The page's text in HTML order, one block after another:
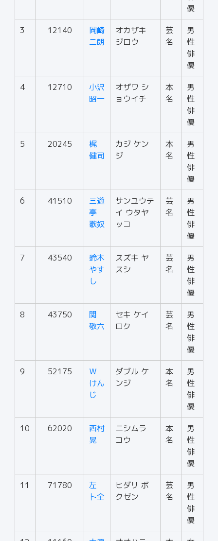
優
3 12140
岡崎
二朗
オカザキ
ジロウ
芸
名
男
性
俳
優
4 12710
小沢
昭一
オザワ シ
ョウイチ
本
名
男
性
俳
優
5 20245
梶
健司
カジ ケン
ジ
本
名
男
性
俳
優
6 41510
三遊
亭
歌奴
サンユウテ
イ ウタヤ
ッコ
芸
名
男
性
俳
優
7 43540
鈴木
やす
し
スズキ ヤ
スシ
芸
名
男
性
俳
優
8 43750
関
敬六
セキ ケイ
ロク
芸
名
男
性
俳
優
9 52175
Ｗ
けん
じ
ダブル ケ
ンジ
本
名
男
性
俳
優
10 62020
西村
晃
ニシムラ
コウ
本
名
男
性
俳
優
11 71780
左
卜全
ヒダリ ボ
クゼン
芸
名
男
性
俳
優